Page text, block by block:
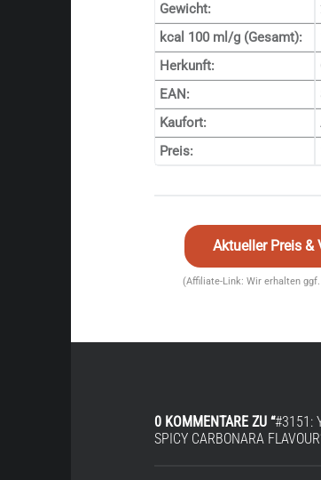
Gewicht:
kcal 100 ml/g (Gesamt):
Herkunft:
EAN:
Kaufort:
Preis:
Aktueller Preis
(Affiliate-Link: Wir erhalten
0 KOMMENTARE ZU “#3151:
SPICY CARBONARA